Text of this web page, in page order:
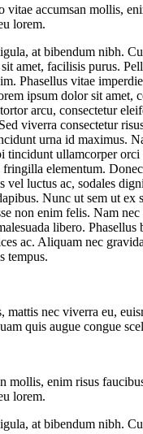
vitae accumsan mollis,
lorem.
at bibendum nibh.
amet, facilisis purus.
Phasellus vitae
ipsum dolor sit amet,
arcu, consectetur
viverra consectetur
urna id maximus.
tincidunt ullamcorper orci
fringilla elementum.
vel luctus ac, sodales
Nunc ut sem ut ex
non enim felis. Nam
libero. Phasellus
ac. Aliquam nec
tempus.
mattis nec viverra eu,
quis augue congue
mollis, enim risus
lorem.
at bibendum nibh.